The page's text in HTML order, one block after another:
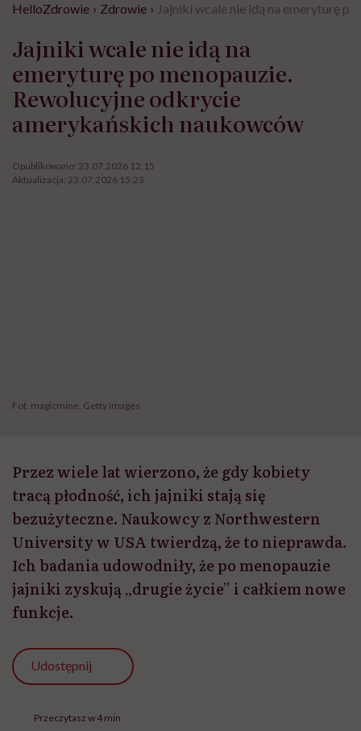
HelloZdrowie › Zdrowie › Jajniki wcale nie idą na emeryturę
Jajniki wcale nie idą na
emeryturę po menopauzie.
Rewolucyjne odkrycie
amerykańskich naukowców
Opublikowano: 23.07.2026 12:15
Aktualizacja: 23.07.2026 15:23
Fot. magicmine, Getty Images
Przez wiele lat wierzono, że gdy kobiety
tracą płodność, ich jajniki stają się
bezużyteczne. Naukowcy z Northwestern
University w USA twierdzą, że to nieprawda.
Ich badania udowodniły, że po menopauzie
jajniki zyskują „drugie życie” i całkiem nowe
funkcje.
Udostępnij
Przeczytasz w 4 min